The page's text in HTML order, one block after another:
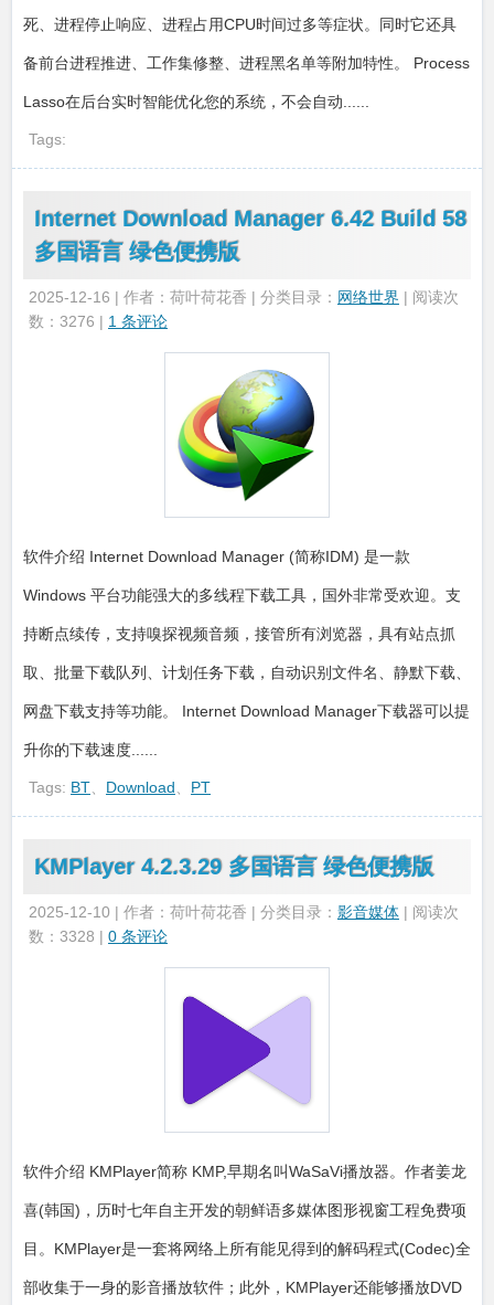
死、进程停止响应、进程占用CPU时间过多等症状。同时它还具
备前台进程推进、工作集修整、进程黑名单等附加特性。 Process
Lasso在后台实时智能优化您的系统，不会自动......
Tags:
Internet Download Manager 6.42 Build 58
多国语言 绿色便携版
2025-12-16 | 作者：荷叶荷花香 | 分类目录： 网络世界 | 阅读次
数：3276 | 1 条评论
软件介绍 Internet Download Manager (简称IDM) 是一款
Windows 平台功能强大的多线程下载工具，国外非常受欢迎。支
持断点续传，支持嗅探视频音频，接管所有浏览器，具有站点抓
取、批量下载队列、计划任务下载，自动识别文件名、静默下载、
网盘下载支持等功能。 Internet Download Manager下载器可以提
升你的下载速度......
Tags: BT Download PT
KMPlayer 4.2.3.29 多国语言 绿色便携版
2025-12-10 | 作者：荷叶荷花香 | 分类目录： 影音媒体 | 阅读次
数：3328 | 0 条评论
软件介绍 KMPlayer简称 KMP,早期名叫WaSaVi播放器。作者姜龙
喜(韩国)，历时七年自主开发的朝鲜语多媒体图形视窗工程免费项
目。KMPlayer是一套将网络上所有能见得到的解码程式(Codec)全
部收集于一身的影音播放软件；此外，KMPlayer还能够播放DVD